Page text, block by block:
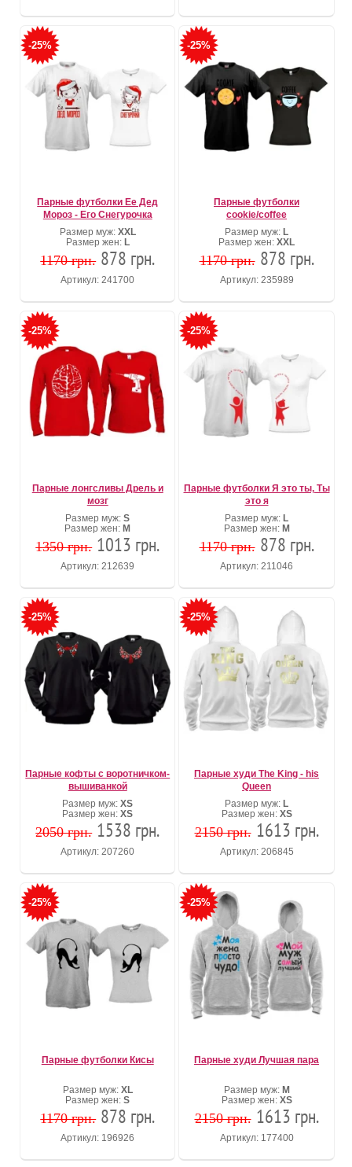
-25%
Парные футболки Ее Дед
Мороз - Его Снегурочка
Размер муж: XXL
Размер жен: L
1170 грн. 878 грн.
Артикул: 241700
-25%
Парные футболки
cookie/coffee
Размер муж: L
Размер жен: XXL
1170 грн. 878 грн.
Артикул: 235989
-25%
Парные лонгсливы Дрель и
мозг
Размер муж:S
Размер жен:M
1350 грн. 1013 грн.
Артикул: 212639
-25%
Парные футболки Я это ты, Ты
это я
Размер муж: L
Размер жен: M
1170 грн. 878 грн.
Артикул: 211046
-25%
Парные кофты с воротничком-
вышиванкой
Размер муж:XS
Размер жен:XS
2050 грн. 1538 грн.
Артикул: 207260
-25%
Парные худи The King - his
Queen
Размер муж: L
Размер жен: XS
2150 грн. 1613 грн.
Артикул: 206845
-25%
Парные футболки Кисы
Размер муж: XL
Размер жен:S
1170 грн. 878 грн.
Артикул: 196926
-25%
Парные худи Лучшая пара
Размер муж: М
Размер жен: XS
2150 грн. 1613 грн.
Артикул: 177400